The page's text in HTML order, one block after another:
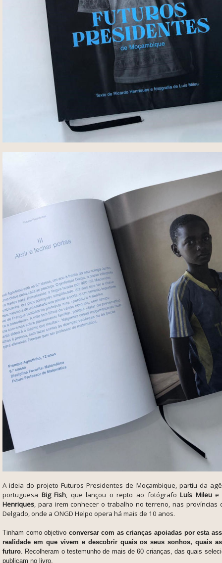
A ideia do projeto Futuros Presidentes de Moçambique, partiu da
portuguesa Big Fish, que lançou o repto ao fotógrafoLuís Mileue
Henriques, para irem conhecer o trabalho no terreno, nas províncias
Delgado, onde a ONGD Helpo opera há mais de 10 anos.
Tinham como objetivo conversar com as crianças apoiadas por esta
realidade em que vivem e descobrir quais os seus sonhos, quais
futuro. Recolheram o testemunho de mais de 60 crianças, das quais
publicam no livro.